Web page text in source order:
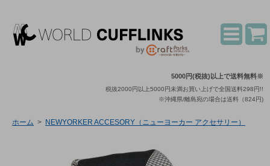
5000円(税抜)以上で送料無料※
税抜2000円以上5000円未満お買い上げで全国送料298円!!
※沖縄県/離島宛の場合は送料（824円)
ホーム > NEWYORKER ACCESORY（ニューヨーカー アクセサリー）